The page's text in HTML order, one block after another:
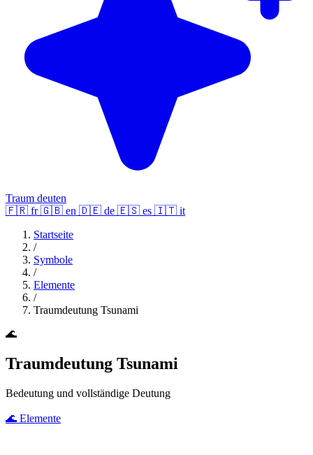
Traum deuten
🇫🇷 fr 🇬🇧 en 🇩🇪 de 🇪🇸 es 🇮🇹 it
Startseite
/
Symbole
/
Elemente
/
Traumdeutung Tsunami
🌊
Traumdeutung Tsunami
Bedeutung und vollständige Deutung
🌊 Elemente